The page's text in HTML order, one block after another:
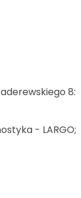
8:
- LARGO;